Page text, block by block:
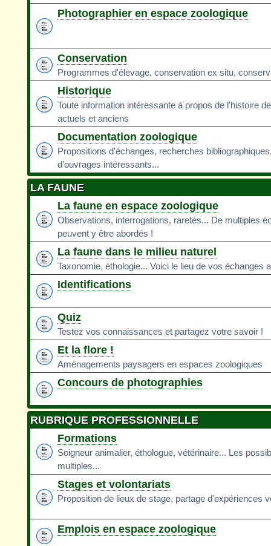
Photographier en espace zoologique
Conservation
Programmes d'élevage, conservation ex situ,
Historique
Toute information intéressante à propos de l'histoire
actuels et anciens
Documentation zoologique
Propositions d'échanges, recherches
d'ouvrages intéressants...
LA FAUNE
La faune en espace zoologique
Observations, interrogations, raretés... De multiples
peuvent y être abordés !
La faune dans le milieu naturel
Taxonomie, éthologie... Voici le lieu de vos échanges
Identifications
Quiz
Testez vos connaissances et partagez votre savoir !
Et la flore !
Aménagements paysagers en espaces zoologiques
Concours de photographies
RUBRIQUE PROFESSIONNELLE
Formations
Soigneur animalier, éthologue, vétérinaire... Les
multiples...
Stages et volontariats
Proposition de lieux de stage, partage d'expériences
Emplois en espace zoologique